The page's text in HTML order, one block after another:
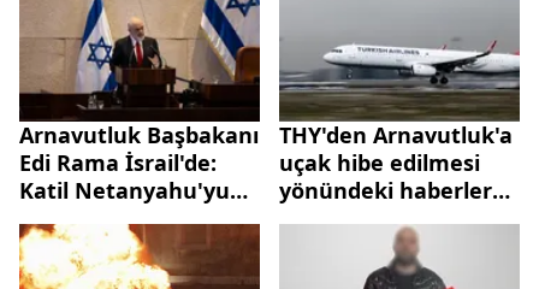
Arnavutluk Başbakanı
Edi Rama İsrail'de:
Katil Netanyahu'yu
öve öve bitiremedi!
İstikrar Gücü için
Türkiye'yi işaret etti
THY'den Arnavutluk'a
uçak hibe edilmesi
yönündeki haberlere
yalanlama